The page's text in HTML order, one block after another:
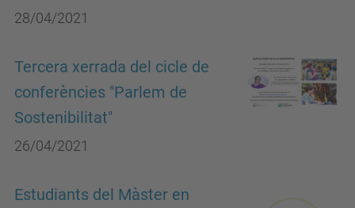
28/04/2021
Tercera xerrada del cicle de
conferències "Parlem de
Sostenibilitat"
26/04/2021
Estudiants del Màster en